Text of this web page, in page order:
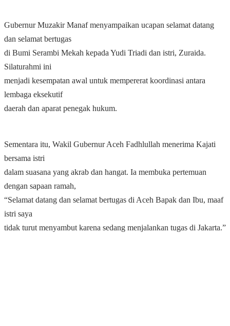
Gubernur Muzakir Manaf menyampaikan ucapan selamat datang
dan selamat bertugas
di Bumi Serambi Mekah kepada Yudi Triadi dan istri, Zuraida.
Silaturahmi ini
menjadi kesempatan awal untuk mempererat koordinasi antara
lembaga eksekutif
daerah dan aparat penegak hukum.
Sementara itu, Wakil Gubernur Aceh Fadhlullah menerima Kajati
bersama istri
dalam suasana yang akrab dan hangat. Ia membuka pertemuan
dengan sapaan ramah,
“Selamat datang dan selamat bertugas di Aceh Bapak dan Ibu, maaf
istri saya
tidak turut menyambut karena sedang menjalankan tugas di Jakarta.”